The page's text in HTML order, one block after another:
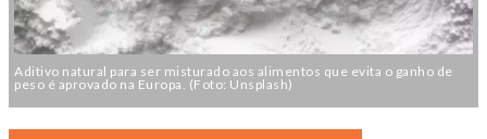
Aditivo natural para ser misturado aos alimentos que evita o ganho de
peso é aprovado na Europa. (Foto: Unsplash)